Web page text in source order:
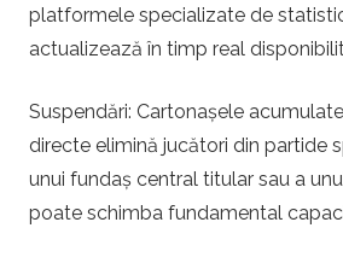
platformele specializate de
actualizează în timp real
Suspendări: Cartonașele
directe elimină jucători din partide
unui fundaș central titular sau a
poate schimba fundamental